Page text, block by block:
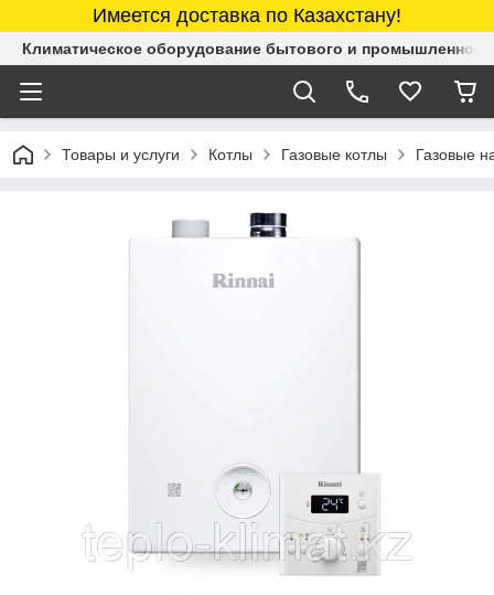
Имеется доставка по Казахстану!
Климатическое оборудование бытового и промышленного
Товары и услуги Котлы Газовые котлы Газовые